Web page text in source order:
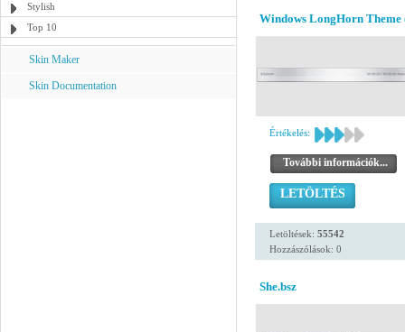
Stylish
Top 10
Skin Maker
Skin Documentation
Windows LongHorn
Értékelés:
További információk...
LETÖLTÉS
Letöltések: 55542
Hozzászólások: 0
She.bsz